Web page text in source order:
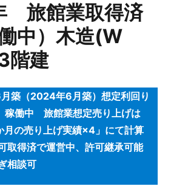
旅館業取得済
働中）木造(W
階建
築（2024年6月築）想定利回り
働中 旅館業想定売り上げは
月の売り上げ実績×4」にて計算
取得済で運営中、許可継承可能
相談可